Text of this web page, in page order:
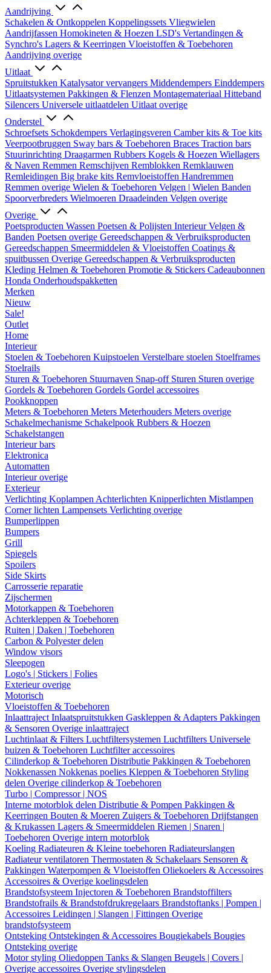
Aandrijving
Schakelen & Ontkoppelen Koppelingssets Vliegwielen
Aandrijfassen Homokineten & Hoezen LSD's Vertandingen &
Synchro's Lagers & Keerringen Vloeistoffen & Toebehoren
Aandrijving overige
Uitlaat
Spruitstukken Katalysator vervangers Middendempers Einddempers
Uitlaatsystemen Pakkingen & Flenzen Montagemateriaal Hitteband
Silencers Universele uitlaatdelen Uitlaat overige
Onderstel
Schroefsets Schokdempers Verlagingsveren Camber kits & Toe kits
Veerpootbruggen Sway bars & Toebehoren Braces Traction bars
Stuurinrichting Draagarmen Rubbers Kogels & Hoezen Wiellagers
& Naven Remmen Remschijven Remblokken Remklauwen
Remleidingen Big brake kits Remvloeistoffen Handremmen
Remmen overige Wielen & Toebehoren Velgen | Wielen Banden
Spoorverbreders Wielmoeren Draadeinden Velgen overige
Overige
Poetsproducten Wassen Poetsen & Polijsten InterieurVelgen &
Banden Poetsen overige Gereedschappen & Verbruiksproducten
Gereedschappen Smeermiddelen & Vloeistoffen Coatings &
spuitbussen Overige Gereedschappen & Verbruiksproducten
Kleding Helmen & Toebehoren Promotie & Stickers Cadeaubonnen
Honda Onderhoudspakketten
Merken
Nieuw
Sale!
Outlet
Home
Interieur
Stoelen & Toebehoren Kuipstoelen Verstelbare stoelen Stoelframes
Stoelrails
Sturen & Toebehoren Stuurnaven Snap-off Sturen Sturen overige
Gordels & Toebehoren Gordels Gordel accessoires
Pookknoppen
Meters & Toebehoren Meters Meterhouders Meters overige
Schakelmechanisme Schakelpook Rubbers & Hoezen
Schakelstangen
Interieur bars
Elektronica
Automatten
Interieur overige
Exterieur
Verlichting Koplampen Achterlichten Knipperlichten Mistlampen
Corner lichten Lampensets Verlichting overige
Bumperlippen
Bumpers
Grill
Spiegels
Spoilers
Side Skirts
Carrosserie reparatie
Zijschermen
Motorkappen & Toebehoren
Achterkleppen & Toebehoren
Ruiten | Daken | Toebehoren
Carbon & Polyester delen
Window visors
Sleepogen
Logo's | Stickers | Folies
Exterieur overige
Motorisch
Vloeistoffen & Toebehoren
Inlaattraject Inlaatspruitstukken Gaskleppen & Adapters Pakkingen
& Sensoren Overige inlaattraject
Luchtinlaat & Filters Luchtfiltersystemen Luchtfilters Universele
buizen & Toebehoren Luchtfilter accessoires
Cilinderkop & Toebehoren Distributie Pakkingen & Toebehoren
Nokkenassen Nokkenas poelies Kleppen & Toebehoren Styling
delen Overige cilinderkop & Toebehoren
Turbo | Compressor | NOS
Interne motorblok delen Distributie & Pompen Pakkingen &
Keerringen Bouten & Moeren Zuigers & Toebehoren Drijfstangen
& Krukassen Lagers & Smeermiddelen Riemen | Snaren |
Toebehoren Overige intern motorblok
Koeling Radiateuren & Kleine toebehoren Radiateurslangen
Radiateur ventilatoren Thermostaten & Schakelaars Sensoren &
Pakkingen Waterpompen & Vloeistoffen Oliekoelers & Accessoires
Accessoires & Overige koelingsdelen
Brandstofsysteem Injectoren & Toebehoren Brandstoffilters
Brandstofrails & Brandstofdrukregelaars Brandstoftanks | Pompen |
Accessoires Leidingen | Slangen | Fittingen Overige
brandstofsysteem
Ontsteking Ontstekingen & Accessoires Bougiekabels Bougies
Ontsteking overige
Motor styling Oliedoppen Tanks & Slangen Beugels | Covers |
Overige accessoires Overige stylingsdelen